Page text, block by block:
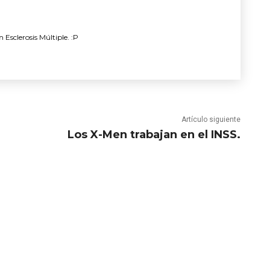
Múltiple. :P
Artículo siguiente
Los X-Men trabajan en el INSS.